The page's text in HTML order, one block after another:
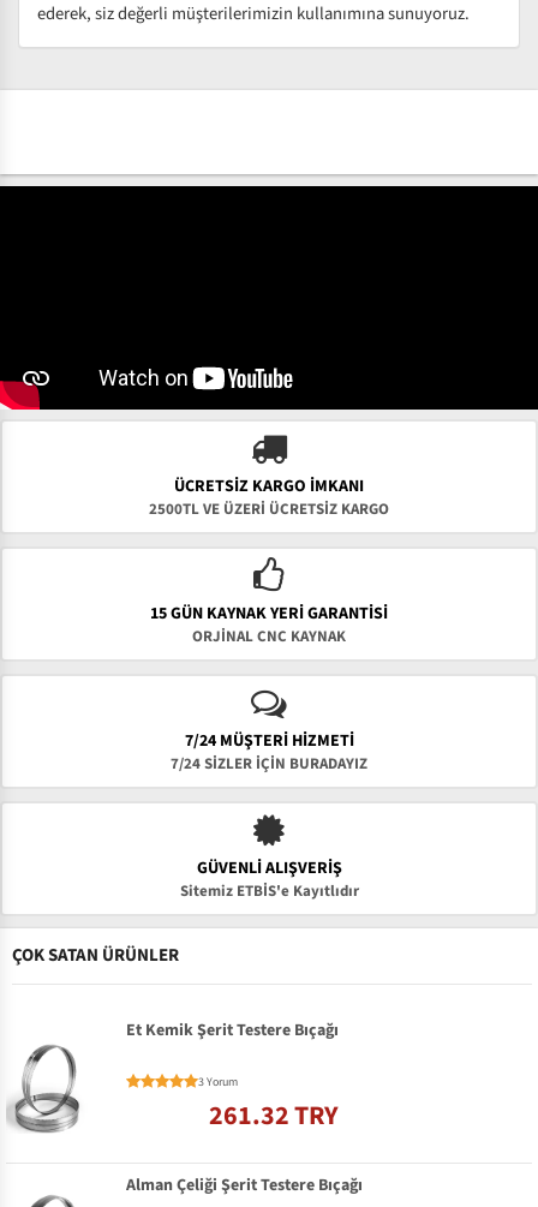
ederek, siz değerli müşterilerimizin kullanımına sunuyoruz.
ÜCRETSIZ KARGO İMKANI
2500TL VE ÜZERİ ÜCRETSİZ KARGO
15 GÜN KAYNAK YERI GARANTISI
ORJİNAL CNC KAYNAK
7/24 MÜŞTERİ HİZMETİ
7/24 SİZLER İÇİN BURADAYIZ
GÜVENLI ALIŞVERIŞ
Sitemiz ETBİS'e Kayıtlıdır
ÇOK SATAN ÜRÜNLER
Et Kemik Şerit Testere Bıçağı
3 Yorum
261.32 TRY
Alman Çeliği Şerit Testere Bıçağı